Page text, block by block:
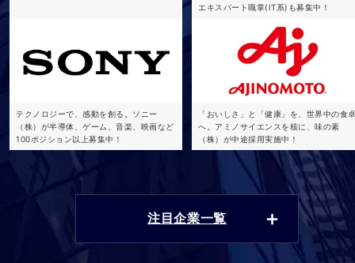
エキスパート職掌(IT系)も募集中！
テクノロジーで、感動を創る。ソニー
（株）が半導体、ゲーム、音楽、映画など
100ポジション以上募集中！
「おいしさ」と「健康」を、世界中の食
へ。アミノサイエンスを核に、味の素
（株）が中途採用実施中！
注目企業一覧